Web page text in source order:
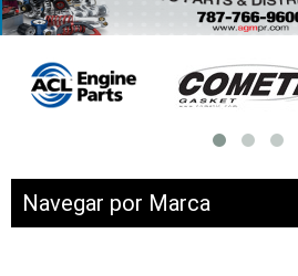
Navegar por Marca